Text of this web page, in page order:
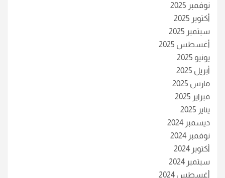
نوفمبر 2025
أكتوبر 2025
سبتمبر 2025
أغسطس 2025
يونيو 2025
أبريل 2025
مارس 2025
فبراير 2025
يناير 2025
ديسمبر 2024
نوفمبر 2024
أكتوبر 2024
سبتمبر 2024
أغسطس 2024